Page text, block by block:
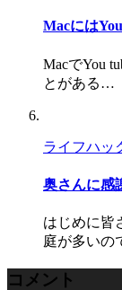
Macには
MacでYou
とがある…
ライフハッ
奥さんに感
はじめに皆
庭が多いの
コメント